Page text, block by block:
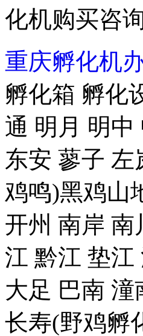
化机购买咨
重庆孵化机
孵化箱 孵化
通 明月 明中
东安 蓼子
鸡鸣)黑鸡山
开州 南岸 南
江 黔江 垫江
大足 巴南
长寿(野鸡孵